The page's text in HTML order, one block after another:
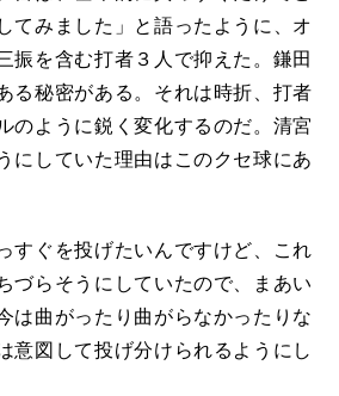
てみました」と語ったように、オ
振を含む打者３人で抑えた。鎌田
る秘密がある。それは時折、打者
のように鋭く変化するのだ。清宮
にしていた理由はこのクセ球にあ
すぐを投げたいんですけど、これ
づらそうにしていたので、まあい
は曲がったり曲がらなかったりな
意図して投げ分けられるようにし